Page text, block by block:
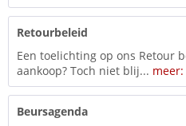
Retourbeleid
Een toelichting op ons Retour
aankoop? Toch niet blij... meer:
Beursagenda